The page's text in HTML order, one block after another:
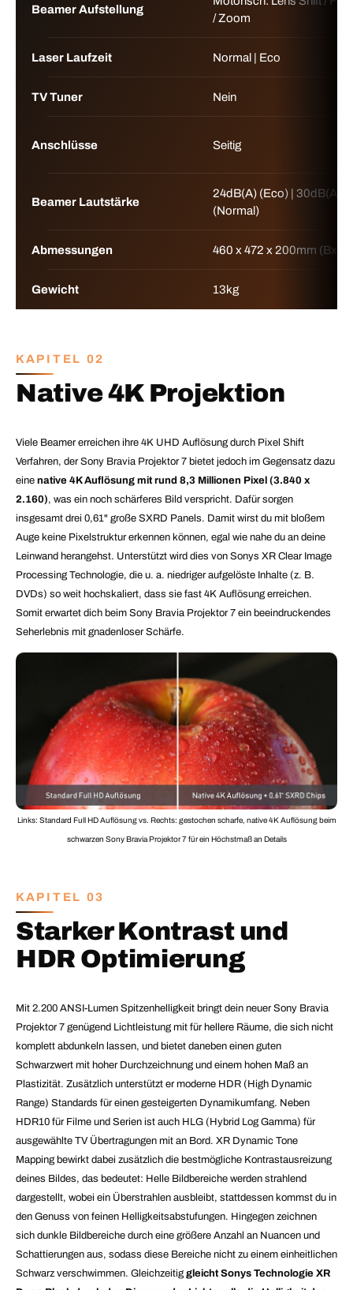
Beamer Aufstellung
/ Zoom
Laser Laufzeit Normal | Eco
TV Tuner Nein
Anschlüsse Seitig
Beamer Lautstärke
24dB(A) (Eco) | 30dB(A)
(Normal)
Abmessungen 460 x 472 x 200mm
Gewicht 13kg
KAPITEL 02
Native 4K Projektion
Viele Beamer erreichen ihre 4K UHD Auflösung durch Pixel Shift
Verfahren, der Sony Bravia Projektor 7 bietet jedoch im Gegensatz dazu
eine native 4K Auflösung mit rund 8,3 Millionen Pixel (3.840 x
2.160), was ein noch schärferes Bild verspricht. Dafür sorgen
insgesamt drei 0,61" große SXRD Panels. Damit wirst du mit bloßem
Auge keine Pixelstruktur erkennen können, egal wie nahe du an deine
Leinwand herangehst. Unterstützt wird dies von Sonys XR Clear Image
Processing Technologie, die u. a. niedriger aufgelöste Inhalte (z. B.
DVDs) so weit hochskaliert, dass sie fast 4K Auflösung erreichen.
Somit erwartet dich beim Sony Bravia Projektor 7 ein beeindruckendes
Seherlebnis mit gnadenloser Schärfe.
Links: Standard Full HD Auflösung vs. Rechts: gestochen scharfe, native 4K Auflösung beim
schwarzen Sony Bravia Projektor 7 für ein Höchstmaß an Details
KAPITEL 03
Starker Kontrast und
HDR Optimierung
Mit 2.200 ANSI-Lumen Spitzenhelligkeit bringt dein neuer Sony Bravia
Projektor 7 genügend Lichtleistung mit für hellere Räume, die sich nicht
komplett abdunkeln lassen, und bietet daneben einen guten
Schwarzwert mit hoher Durchzeichnung und einem hohen Maß an
Plastizität. Zusätzlich unterstützt er moderne HDR (High Dynamic
Range) Standards für einen gesteigerten Dynamikumfang. Neben
HDR10 für Filme und Serien ist auch HLG (Hybrid Log Gamma) für
ausgewählte TV Übertragungen mit an Bord. XR Dynamic Tone
Mapping bewirkt dabei zusätzlich die bestmögliche Kontrastausreizung
deines Bildes, das bedeutet: Helle Bildbereiche werden strahlend
dargestellt, wobei ein Überstrahlen ausbleibt, stattdessen kommst du in
den Genuss von feinen Helligkeitsabstufungen. Hingegen zeichnen
sich dunkle Bildbereiche durch eine größere Anzahl an Nuancen und
Schattierungen aus, sodass diese Bereiche nicht zu einem einheitlichen
Schwarz verschwimmen. Gleichzeitig gleicht Sonys Technologie XR